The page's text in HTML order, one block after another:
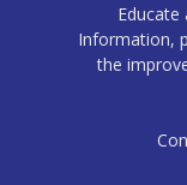
Information,
the